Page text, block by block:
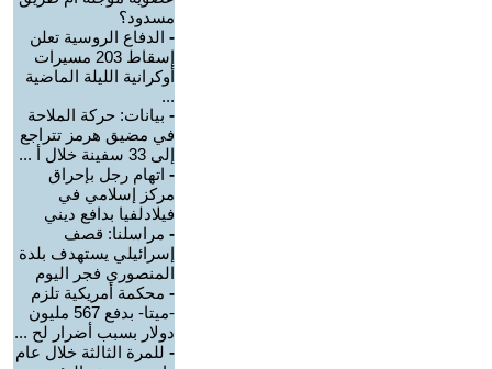
مسدود؟
- الدفاع الروسية تعلن
إسقاط 203 مسيرات
أوكرانية الليلة الماضية
...
- بيانات: حركة الملاحة
في مضيق هرمز تتراجع
إلى 33 سفينة خلال أ ...
- اتهام رجل بإحراق
مركز إسلامي في
فيلادلفيا بدافع ديني
- مراسلنا: قصف
إسرائيلي يستهدف بلدة
المنصوري فجر اليوم
- محكمة أمريكية تلزم
-ميتا- بدفع 567 مليون
دولار بسبب أضرار لح ...
- للمرة الثالثة خلال عام